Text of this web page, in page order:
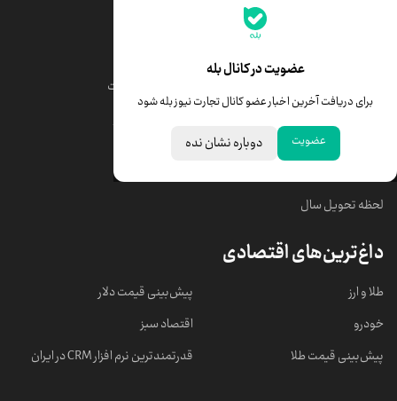
عضویت در کانال بله
برای دریافت آخرین اخبار عضو کانال تجارت نیوز بله شود
عضویت دوباره نشان نده
جدیدترین قیمت‌ها
قیمت درهم امارات
خبرهای مهم
لحظه تحویل سال
داغ‌ترین‌های اقتصادی
طلا و ارز
خودرو
پیش‌بینی قیمت طلا
پیش‌بینی قیمت دلار
اقتصاد سبز
قدرتمندترین نرم‌ افزار CRM در ایران